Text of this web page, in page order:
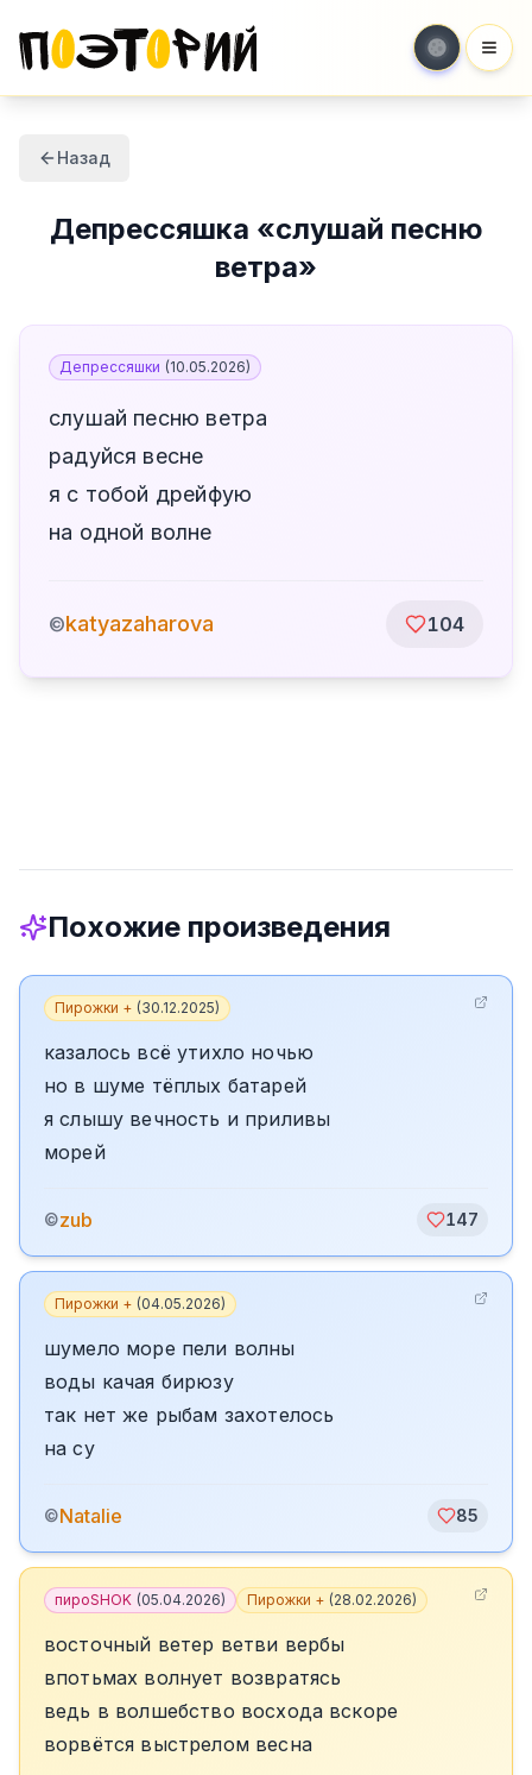
Назад
Депрессяшка «слушай песню
ветра»
Депрессяшки (10.05.2026)
слушай песню ветра
радуйся весне
я с тобой дрейфую
на одной волне
©katyazaharova 104
Похожие произведения
Пирожки + (30.12.2025)
казалось всё утихло ночью
но в шуме тёплых батарей
я слышу вечность и приливы
морей
©zub 147
Пирожки + (04.05.2026)
шумело море пели волны
воды качая бирюзу
так нет же рыбам захотелось
на су
©Natalie 85
пироSHOK (05.04.2026) Пирожки + (28.02.2026)
восточный ветер ветви вербы
впотьмах волнует возвратясь
ведь в волшебство восхода вскоре
ворвётся выстрелом весна